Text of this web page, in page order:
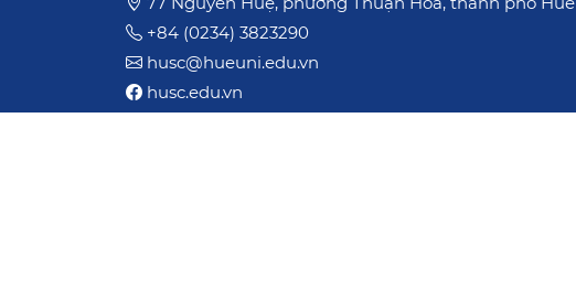
+84 (0234) 3823290
husc@hueuni.edu.vn
husc.edu.vn